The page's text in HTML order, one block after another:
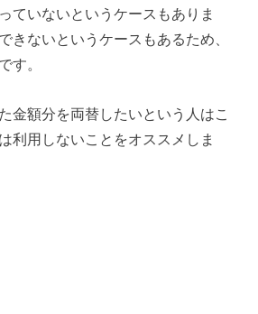
ていないというケースもありま
きないというケースもあるため、
す。
金額分を両替したいという人はこ
利用しないことをオススメしま